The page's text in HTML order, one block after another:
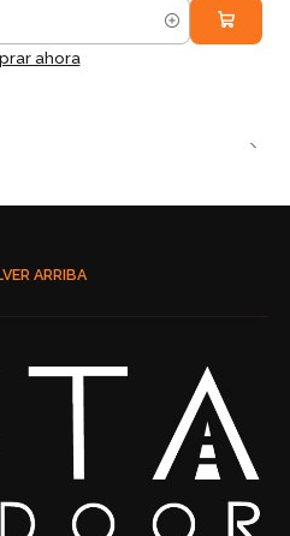
ahora
ARRIBA